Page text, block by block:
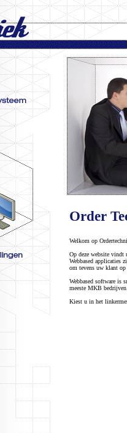
Order
Welkom op
Op deze website vindt
Webbased applicaties
om tevens uw klant op
Webbased software is
meeste MKB
Kiest u in het